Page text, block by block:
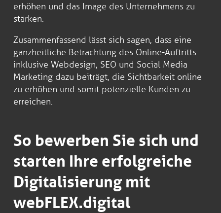
erhöhen und das Image des Unternehmens zu
stärken.
Zusammenfassend lässt sich sagen, dass eine
ganzheitliche Betrachtung des Online-Auftritts
inklusive Webdesign, SEO und Social Media
Marketing dazu beiträgt, die Sichtbarkeit online
zu erhöhen und somit potenzielle Kunden zu
erreichen.
So bewerben Sie sich und
starten Ihre erfolgreiche
Digitalisierung mit
webFLEX.digital